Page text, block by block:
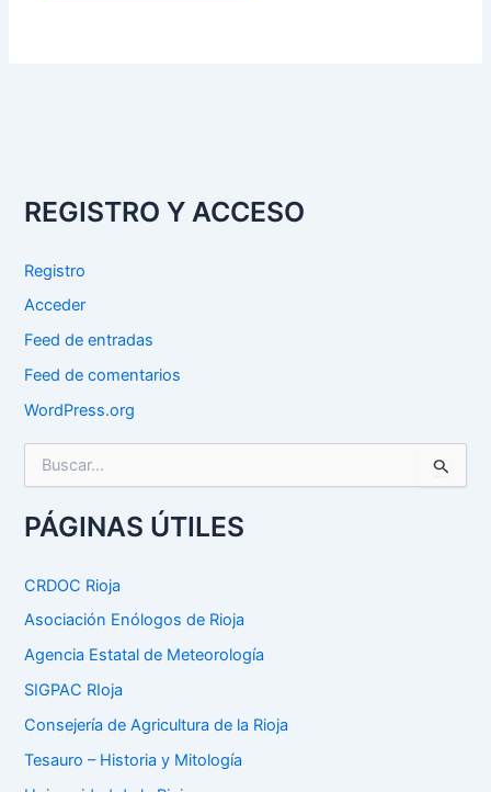
REGISTRO Y ACCESO
Registro
Acceder
Feed de entradas
Feed de comentarios
WordPress.org
c
a
p
r
:
PÁGINAS ÚTILES
CRDOC Rioja
Asociación Enólogos de Rioja
Agencia Estatal de Meteorología
SIGPAC RIoja
Consejería de Agricultura de la Rioja
Tesauro – Historia y Mitología